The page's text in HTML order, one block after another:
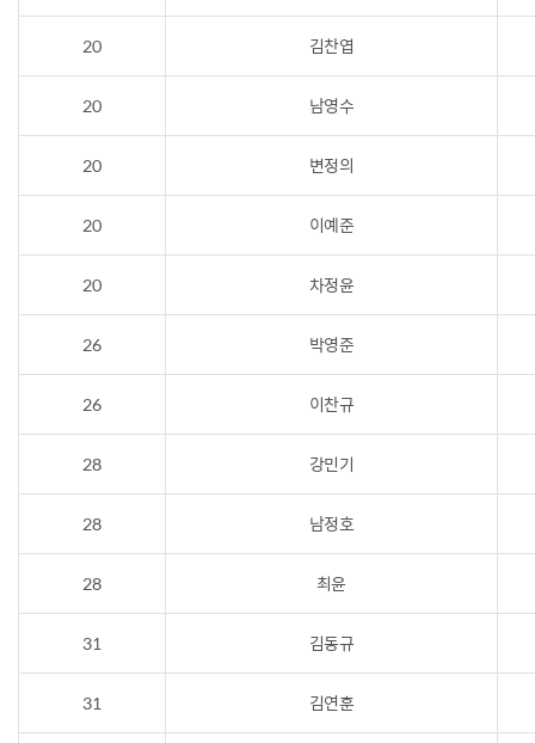
20 김찬엽
20 남영수
20 변정의
20 이예준
20 차정윤
26 박영준
26 이찬규
28 강민기
28 남정호
28 최윤
31 김동규
31 김연훈